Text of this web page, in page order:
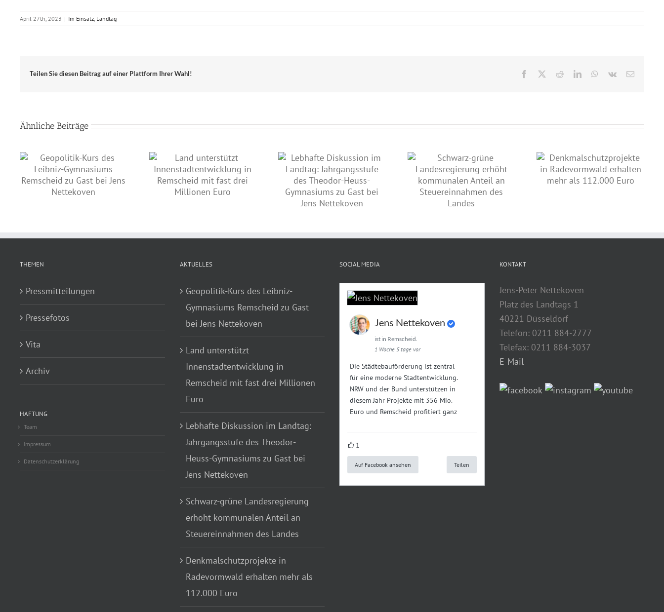
April 27th, 2023 | Im Einsatz, Landtag
Teilen Sie diesen Beitrag auf einer Plattform Ihrer Wahl! Facebook RedditLinkedInWhatsApp
Vk
E-
Ähnliche Beiträge
Land unterstützt
Innenstadtentwicklung in
Remscheid mit fast drei
Lebhafte Diskussion im
Landtag: Jahrgangsstufe des
Theodor-Heuss-Gymnasiums
Schwarz-grüne
Landesregierung erhöht
kommunalen Anteil an
Steuereinnahmen des Landes
Denkmalschutzprojekte in
Radevormwald erhalten mehr
als 112.000 Euro
Geopolitik-Kurs des Leibniz-
Gymnasiums Remscheid zu
THEMEN
Pressmitteilungen
Pressefotos
Vita
Archiv
HAFTUNG
Team
Impressum
Datenschutzerklärung
AKTUELLES
Geopolitik-Kurs des Leibniz-
Gymnasiums Remscheid zu Gast
bei Jens Nettekoven
Land unterstützt
Innenstadtentwicklung in
Remscheid mit fast drei Millionen
Euro
Lebhafte Diskussion im Landtag:
Jahrgangsstufe des Theodor-
Heuss-Gymnasiums zu Gast bei
Jens Nettekoven
Schwarz-grüne Landesregierung
erhöht kommunalen Anteil an
Steuereinnahmen des Landes
Denkmalschutzprojekte in
Radevormwald erhalten mehr als
112.000 Euro
SOCIAL MEDIA
Jens Nettekoven
ist in Remscheid.
1 Woche 5 tage vor
Die Städtebauförderung ist zentral
für eine moderne Stadtentwicklung.
NRW und der Bund unterstützen in
diesem Jahr Projekte mit 356 Mio.
Euro und Remscheid profitiert ganz
1
Auf Facebook ansehen Teilen
KONTAKT
Jens-Peter Nettekoven
Platz des Landtags 1
40221 Düsseldorf
Telefon: 0211 884-2777
Telefax: 0211 884-3037
E-Mail